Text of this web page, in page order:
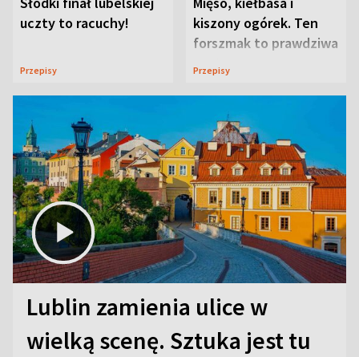
uczty to racuchy!
Przepisy
kiszony ogórek. Ten
forszmak to prawdziwa
uczta
Przepisy
Lublin zamienia ulice w
wielką scenę. Sztuka jest tu